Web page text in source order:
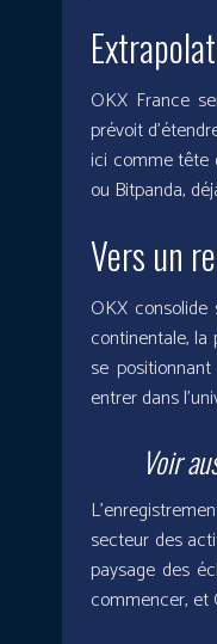
OKX France
prévoit
ici comme tête
ou Bitpanda,
Vers un
OKX
continentale, la
se
entrer dans
Voir
secteur des
paysage des
commencer, et